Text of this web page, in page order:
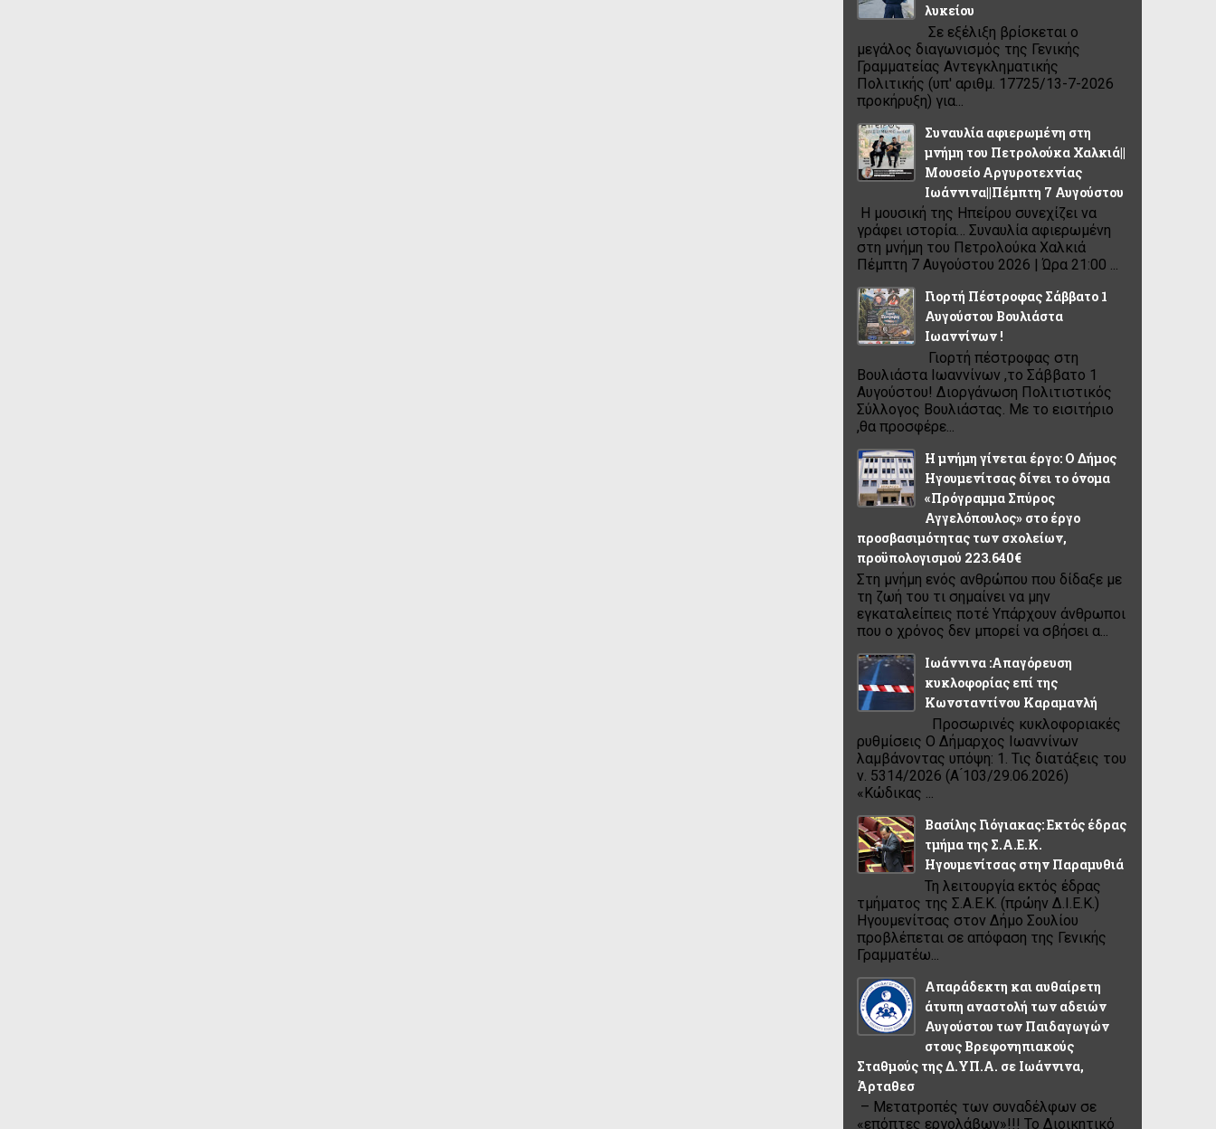
λυκείου
Σε εξέλιξη βρίσκεται ο
μεγάλος διαγωνισμός της Γενικής
Γραμματείας Αντεγκληματικής
Πολιτικής (υπ' αριθμ. 17725/13-7-2026
προκήρυξη) για...
Συναυλία αφιερωμένη στη
μνήμη του Πετρολούκα Χαλκιά||
Μουσείο Αργυροτεχνίας
Ιωάννινα||Πέμπτη 7 Αυγούστου
Η μουσική της Ηπείρου συνεχίζει να
γράφει ιστορία… Συναυλία αφιερωμένη
στη μνήμη του Πετρολούκα Χαλκιά
Πέμπτη 7 Αυγούστου 2026 | Ώρα 21:00 ...
Γιορτή Πέστροφας Σάββατο 1
Αυγούστου Βουλιάστα
Ιωαννίνων !
Γιορτή πέστροφας στη
Βουλιάστα Ιωαννίνων ,το Σάββατο 1
Αυγούστου! Διοργάνωση Πολιτιστικός
Σύλλογος Βουλιάστας. Με το εισιτήριο
,θα προσφέρε...
Η μνήμη γίνεται έργο: Ο Δήμος
Ηγουμενίτσας δίνει το όνομα
«Πρόγραμμα Σπύρος
Αγγελόπουλος» στο έργο
προσβασιμότητας των σχολείων,
προϋπολογισμού 223.640€
Στη μνήμη ενός ανθρώπου που δίδαξε με
τη ζωή του τι σημαίνει να μην
εγκαταλείπεις ποτέ Υπάρχουν άνθρωποι
που ο χρόνος δεν μπορεί να σβήσει α...
Ιωάννινα :Απαγόρευση
κυκλοφορίας επί της
Κωνσταντίνου Καραμανλή
Προσωρινές κυκλοφοριακές
ρυθμίσεις Ο Δήμαρχος Ιωαννίνων
λαμβάνοντας υπόψη: 1. Τις διατάξεις του
ν. 5314/2026 (Α ́103/29.06.2026)
«Κώδικας ...
Βασίλης Γιόγιακας: Εκτός έδρας
τμήμα της Σ.Α.Ε.Κ.
Ηγουμενίτσας στην Παραμυθιά
Τη λειτουργία εκτός έδρας
τμήματος της Σ.Α.Ε.Κ. (πρώην Δ.Ι.Ε.Κ.)
Ηγουμενίτσας στον Δήμο Σουλίου
προβλέπεται σε απόφαση της Γενικής
Γραμματέω...
Απαράδεκτη και αυθαίρετη
άτυπη αναστολή των αδειών
Αυγούστου των Παιδαγωγών
στους Βρεφονηπιακούς
Σταθμούς της Δ.ΥΠ.Α. σε Ιωάννινα,
Άρταθεσ
– Μετατροπές των συναδέλφων σε
«επόπτες εργολάβων»!!! Το Διοικητικό